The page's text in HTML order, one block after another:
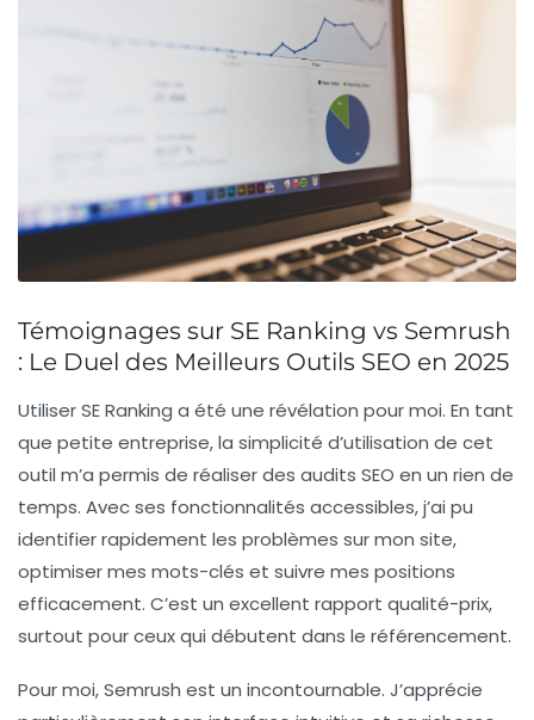
Témoignages sur SE Ranking vs Semrush
: Le Duel des Meilleurs Outils SEO en 2025
UtiliserSE Ranking a été une révélation pour moi. En tant
que petite entreprise, la simplicité d’utilisation de cet
outil m’a permis de réaliser des audits SEO en un rien de
temps. Avec ses fonctionnalités accessibles, j’ai pu
identifier rapidement les problèmes sur mon site,
optimiser mes mots-clés et suivre mes positions
efficacement. C’est un excellent rapport qualité-prix,
surtout pour ceux qui débutent dans le référencement.
Pour moi,Semrush est un incontournable. J’apprécie